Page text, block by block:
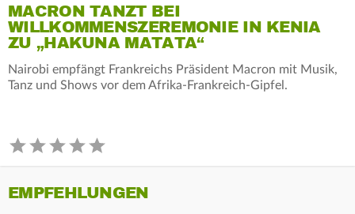
MACRON TANZT BEI
WILLKOMMENSZEREMONIE IN KENIA
ZU „HAKUNA MATATA“
Nairobi empfängt Frankreichs Präsident Macron mit Musik,
Tanz und Shows vor dem Afrika-Frankreich-Gipfel.
EMPFEHLUNGEN